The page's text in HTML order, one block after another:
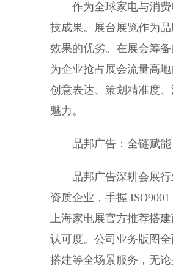
作为全球家电与消费
技成果。展台展览作为
效果的优劣。在展会筹
为企业抢占展会流量高
创意表达、策划精准度
魅力。
品邦广告：全链赋能
品邦广告深耕会展行
资质企业，手握
上海家电展官方推荐搭
认可度。公司业务版图
搭建等全场景服务，无